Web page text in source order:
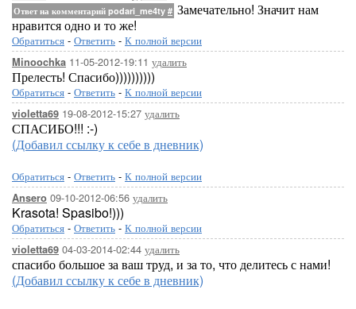
Ответ на комментарий podari_me4ty # Замечательно! Значит нам
нравится одно и то же!
Обратиться - Ответить - К полной версии
Minoochka 11-05-2012-19:11 удалить
Прелесть! Спасибо))))))))))
Обратиться - Ответить - К полной версии
violetta69 19-08-2012-15:27 удалить
СПАСИБО!!! :-)
(Добавил ссылку к себе в дневник)
Обратиться - Ответить - К полной версии
Ansero 09-10-2012-06:56 удалить
Krasota! Spasibo!)))
Обратиться - Ответить - К полной версии
violetta69 04-03-2014-02:44 удалить
спасибо большое за ваш труд, и за то, что делитесь с нами!
(Добавил ссылку к себе в дневник)